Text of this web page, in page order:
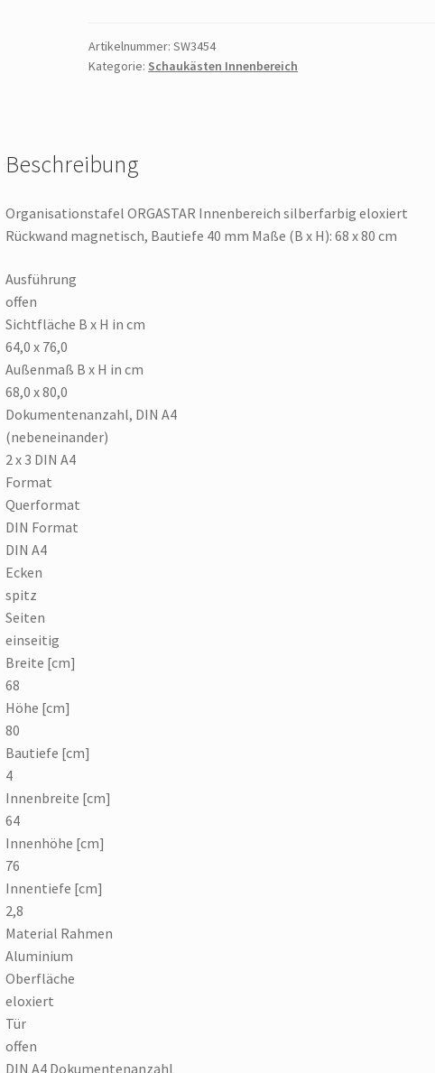
eloxiert
Rückwand
mm
Menge
Artikelnummer:SW3454
Kategorie: Schaukästen Innenbereich
Beschreibung
Organisationstafel ORGASTAR Innenbereich silberfarbig eloxiert
Rückwand magnetisch, Bautiefe 40 mm Maße (B x H): 68 x 80 cm
Ausführung
offen
Sichtfläche B x H in cm
64,0 x 76,0
Außenmaß B x H in cm
68,0 x 80,0
Dokumentenanzahl, DIN A4
(nebeneinander)
2 x 3 DIN A4
Format
Querformat
DIN Format
DIN A4
Ecken
spitz
Seiten
einseitig
Breite [cm]
68
Höhe [cm]
80
Bautiefe [cm]
4
Innenbreite [cm]
64
Innenhöhe [cm]
76
Innentiefe [cm]
2,8
Material Rahmen
Aluminium
Oberfläche
eloxiert
Tür
offen
DIN A4 Dokumentenanzahl